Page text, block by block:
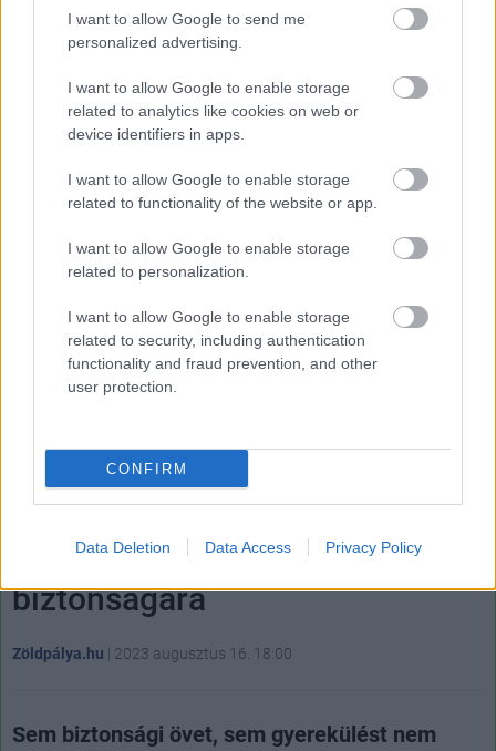
I want to allow Google to send me
personalized advertising.
I want to allow Google to enable storage
related to analytics like cookies on web or
device identifiers in apps.
I want to allow Google to enable storage
related to functionality of the website or app.
I want to allow Google to enable storage
related to personalization.
I want to allow Google to enable storage
related to security, including authentication
functionality and fraud prevention, and other
user protection.
CONFIRM
Data Deletion Data Access Privacy Policy
Bár a tender általános az EV-piacon, a Teslánál a hasonló
döntések mögött szinte mindig az eladási számok
elégtelensége áll. Ugyan már 889 000 jármúvet eladtak
idén és ezen a számon nagyot lökhet, ha végre elkezdik
még messze az idei évre előirányzott 1,8 milliós cél.
#tesla #model x
Tízből négy magyar sofőr fütyül
a saját és gyermeke
biztonságára
Zöldpálya.hu | 2023 augusztus 16. 18:00
Sem biztonsági övet, sem gyerekülést nem